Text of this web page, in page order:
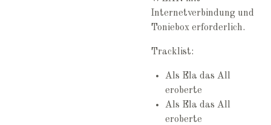
Internetverbindung und
Toniebox erforderlich.
Tracklist:
Als Ela das All
eroberte
Als Ela das All
eroberte